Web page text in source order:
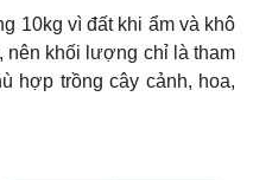
10kg vì đất khi ẩm và khô
nên khối lượng chỉ là tham
hợp trồng cây cảnh, hoa,